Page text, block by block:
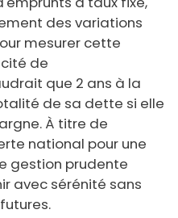
des variations
mesurer cette
de
que 2 ans à la
de sa dette si elle
À titre de
national pour une
gestion prudente
avec sérénité sans